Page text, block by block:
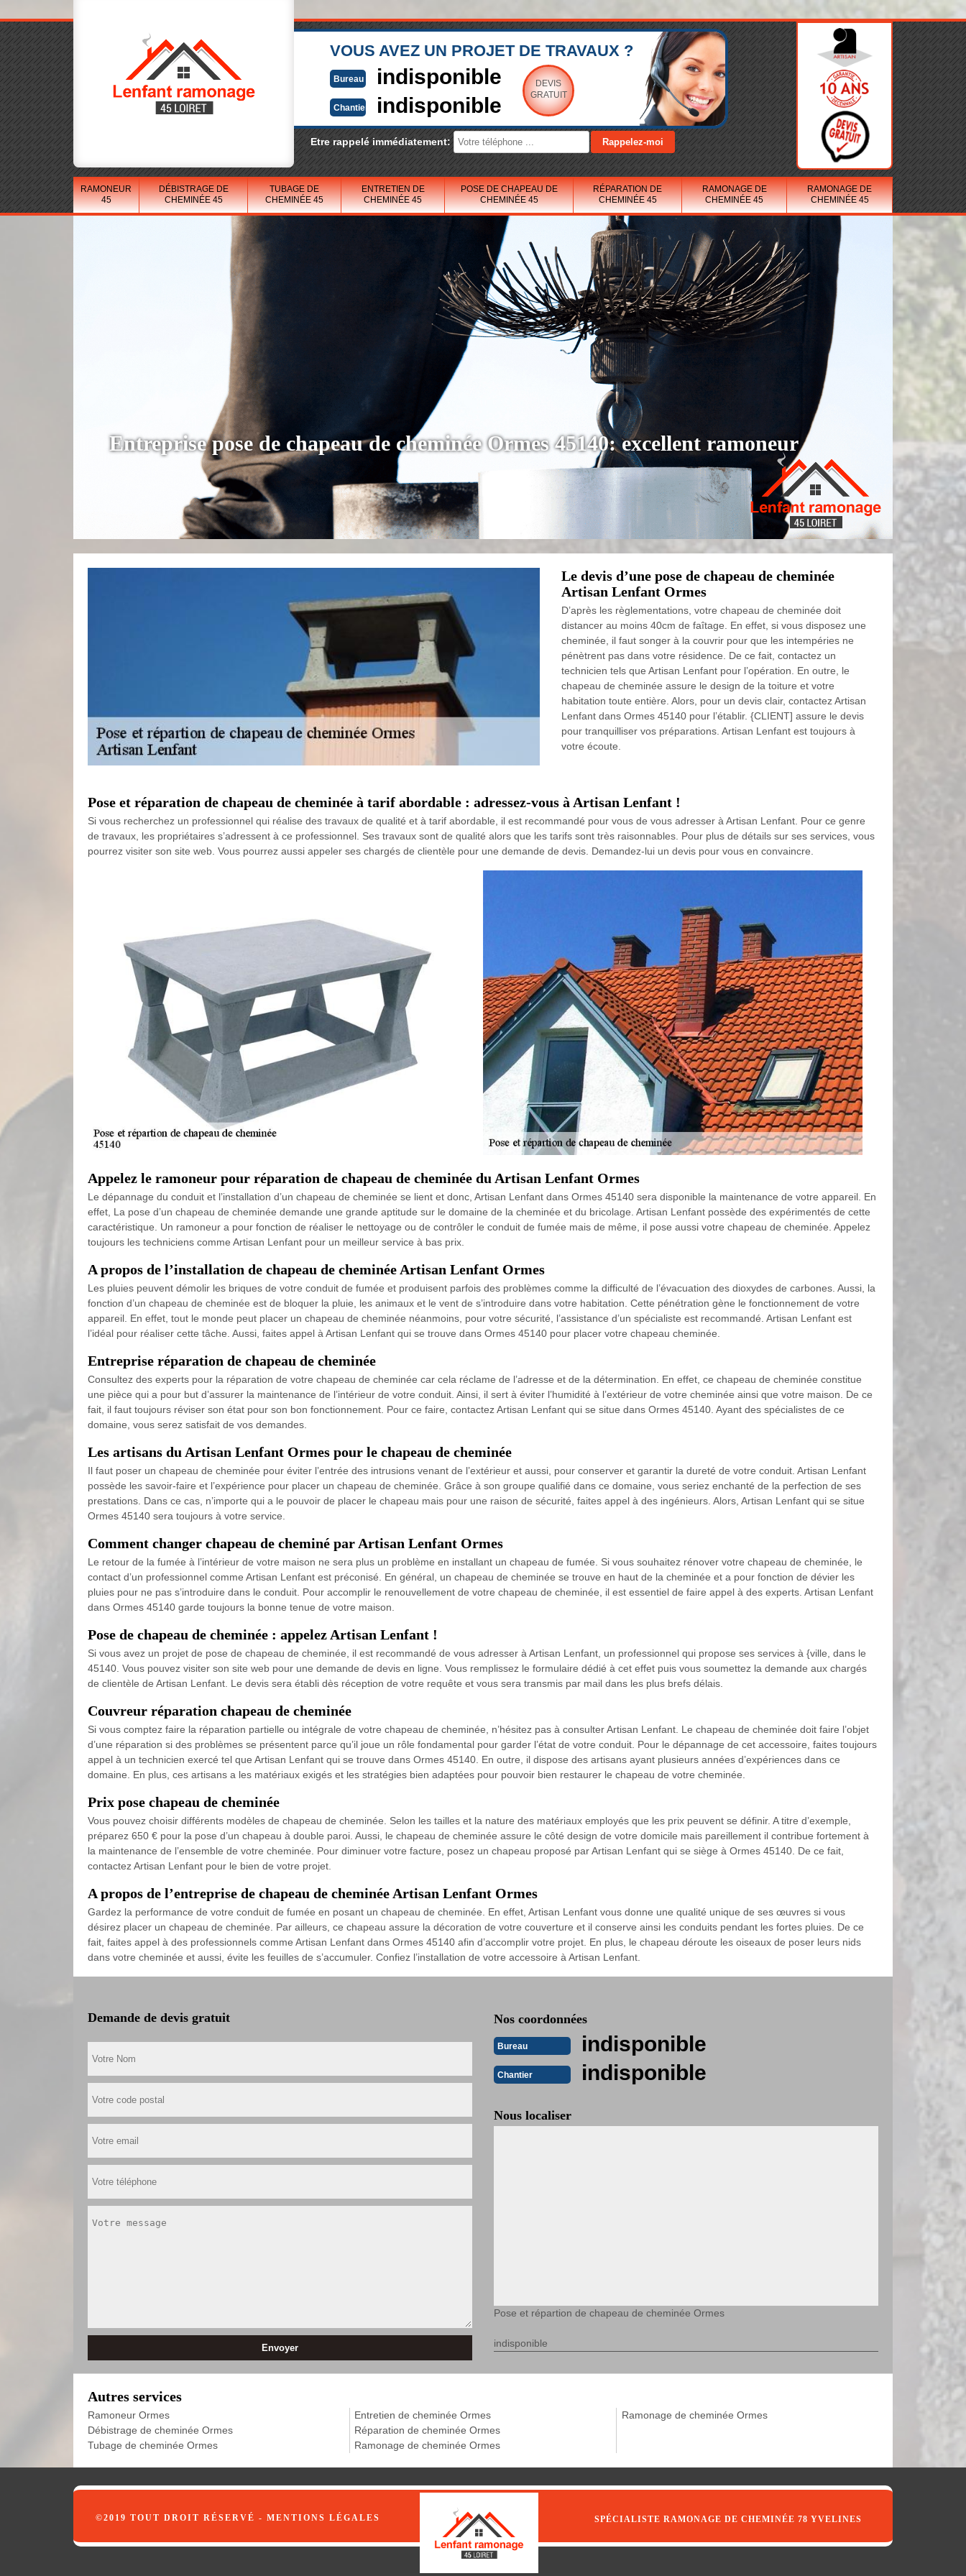
VOUS AVEZ UN PROJET DE TRAVAUX ?
Bureau indisponible
Chantier indisponible
DEVIS
GRATUIT
Etre rappelé immédiatement:
RAMONEUR
45
DÉBISTRAGE DE
CHEMINÉE 45
TUBAGE DE
CHEMINÉE 45
ENTRETIEN DE
CHEMINÉE 45
POSE DE CHAPEAU DE
CHEMINÉE 45
RÉPARATION DE
CHEMINÉE 45
RAMONAGE DE
CHEMINÉE 45
RAMONAGE DE
CHEMINÉE 45
Entreprise pose de chapeau de cheminée Ormes 45140: excellent ramoneur
Le devis d’une pose de chapeau de cheminée
Artisan Lenfant Ormes
D’après les règlementations, votre chapeau de cheminée doit
distancer au moins 40cm de faîtage. En effet, si vous disposez une
cheminée, il faut songer à la couvrir pour que les intempéries ne
pénètrent pas dans votre résidence. De ce fait, contactez un
technicien tels que Artisan Lenfant pour l’opération. En outre, le
chapeau de cheminée assure le design de la toiture et votre
habitation toute entière. Alors, pour un devis clair, contactez Artisan
Lenfant dans Ormes 45140 pour l’établir. {CLIENT] assure le devis
pour tranquilliser vos préparations. Artisan Lenfant est toujours à
votre écoute.
Pose et réparation de chapeau de cheminée à tarif abordable : adressez-vous à Artisan Lenfant !
Si vous recherchez un professionnel qui réalise des travaux de qualité et à tarif abordable, il est recommandé pour vous de vous adresser à Artisan Lenfant. Pour ce genre
de travaux, les propriétaires s’adressent à ce professionnel. Ses travaux sont de qualité alors que les tarifs sont très raisonnables. Pour plus de détails sur ses services, vous
pourrez visiter son site web. Vous pourrez aussi appeler ses chargés de clientèle pour une demande de devis. Demandez-lui un devis pour vous en convaincre.
Appelez le ramoneur pour réparation de chapeau de cheminée du Artisan Lenfant Ormes
Le dépannage du conduit et l’installation d’un chapeau de cheminée se lient et donc, Artisan Lenfant dans Ormes 45140 sera disponible la maintenance de votre appareil. En
effet, La pose d’un chapeau de cheminée demande une grande aptitude sur le domaine de la cheminée et du bricolage. Artisan Lenfant possède des expérimentés de cette
caractéristique. Un ramoneur a pour fonction de réaliser le nettoyage ou de contrôler le conduit de fumée mais de même, il pose aussi votre chapeau de cheminée. Appelez
toujours les techniciens comme Artisan Lenfant pour un meilleur service à bas prix.
A propos de l’installation de chapeau de cheminée Artisan Lenfant Ormes
Les pluies peuvent démolir les briques de votre conduit de fumée et produisent parfois des problèmes comme la difficulté de l’évacuation des dioxydes de carbones. Aussi, la
fonction d’un chapeau de cheminée est de bloquer la pluie, les animaux et le vent de s’introduire dans votre habitation. Cette pénétration gène le fonctionnement de votre
appareil. En effet, tout le monde peut placer un chapeau de cheminée néanmoins, pour votre sécurité, l’assistance d’un spécialiste est recommandé. Artisan Lenfant est
l’idéal pour réaliser cette tâche. Aussi, faites appel à Artisan Lenfant qui se trouve dans Ormes 45140 pour placer votre chapeau cheminée.
Entreprise réparation de chapeau de cheminée
Consultez des experts pour la réparation de votre chapeau de cheminée car cela réclame de l’adresse et de la détermination. En effet, ce chapeau de cheminée constitue
une pièce qui a pour but d’assurer la maintenance de l’intérieur de votre conduit. Ainsi, il sert à éviter l’humidité à l’extérieur de votre cheminée ainsi que votre maison. De ce
fait, il faut toujours réviser son état pour son bon fonctionnement. Pour ce faire, contactez Artisan Lenfant qui se situe dans Ormes 45140. Ayant des spécialistes de ce
domaine, vous serez satisfait de vos demandes.
Les artisans du Artisan Lenfant Ormes pour le chapeau de cheminée
Il faut poser un chapeau de cheminée pour éviter l’entrée des intrusions venant de l’extérieur et aussi, pour conserver et garantir la dureté de votre conduit. Artisan Lenfant
possède les savoir-faire et l’expérience pour placer un chapeau de cheminée. Grâce à son groupe qualifié dans ce domaine, vous seriez enchanté de la perfection de ses
prestations. Dans ce cas, n’importe qui a le pouvoir de placer le chapeau mais pour une raison de sécurité, faites appel à des ingénieurs. Alors, Artisan Lenfant qui se situe
Ormes 45140 sera toujours à votre service.
Comment changer chapeau de cheminé par Artisan Lenfant Ormes
Le retour de la fumée à l’intérieur de votre maison ne sera plus un problème en installant un chapeau de fumée. Si vous souhaitez rénover votre chapeau de cheminée, le
contact d’un professionnel comme Artisan Lenfant est préconisé. En général, un chapeau de cheminée se trouve en haut de la cheminée et a pour fonction de dévier les
pluies pour ne pas s’introduire dans le conduit. Pour accomplir le renouvellement de votre chapeau de cheminée, il est essentiel de faire appel à des experts. Artisan Lenfant
dans Ormes 45140 garde toujours la bonne tenue de votre maison.
Pose de chapeau de cheminée : appelez Artisan Lenfant !
Si vous avez un projet de pose de chapeau de cheminée, il est recommandé de vous adresser à Artisan Lenfant, un professionnel qui propose ses services à {ville, dans le
45140. Vous pouvez visiter son site web pour une demande de devis en ligne. Vous remplissez le formulaire dédié à cet effet puis vous soumettez la demande aux chargés
de clientèle de Artisan Lenfant. Le devis sera établi dès réception de votre requête et vous sera transmis par mail dans les plus brefs délais.
Couvreur réparation chapeau de cheminée
Si vous comptez faire la réparation partielle ou intégrale de votre chapeau de cheminée, n’hésitez pas à consulter Artisan Lenfant. Le chapeau de cheminée doit faire l’objet
d’une réparation si des problèmes se présentent parce qu’il joue un rôle fondamental pour garder l’état de votre conduit. Pour le dépannage de cet accessoire, faites toujours
appel à un technicien exercé tel que Artisan Lenfant qui se trouve dans Ormes 45140. En outre, il dispose des artisans ayant plusieurs années d’expériences dans ce
domaine. En plus, ces artisans a les matériaux exigés et les stratégies bien adaptées pour pouvoir bien restaurer le chapeau de votre cheminée.
Prix pose chapeau de cheminée
Vous pouvez choisir différents modèles de chapeau de cheminée. Selon les tailles et la nature des matériaux employés que les prix peuvent se définir. A titre d’exemple,
préparez 650 € pour la pose d’un chapeau à double paroi. Aussi, le chapeau de cheminée assure le côté design de votre domicile mais pareillement il contribue fortement à
la maintenance de l’ensemble de votre cheminée. Pour diminuer votre facture, posez un chapeau proposé par Artisan Lenfant qui se siège à Ormes 45140. De ce fait,
contactez Artisan Lenfant pour le bien de votre projet.
A propos de l’entreprise de chapeau de cheminée Artisan Lenfant Ormes
Gardez la performance de votre conduit de fumée en posant un chapeau de cheminée. En effet, Artisan Lenfant vous donne une qualité unique de ses œuvres si vous
désirez placer un chapeau de cheminée. Par ailleurs, ce chapeau assure la décoration de votre couverture et il conserve ainsi les conduits pendant les fortes pluies. De ce
fait, faites appel à des professionnels comme Artisan Lenfant dans Ormes 45140 afin d’accomplir votre projet. En plus, le chapeau déroute les oiseaux de poser leurs nids
dans votre cheminée et aussi, évite les feuilles de s’accumuler. Confiez l’installation de votre accessoire à Artisan Lenfant.
Demande de devis gratuit Nos coordonnées
Bureau indisponible
Chantier indisponible
Nous localiser
Pose et répartion de chapeau de cheminée Ormes
indisponible
Autres services
Ramoneur Ormes
Débistrage de cheminée Ormes
Tubage de cheminée Ormes
Entretien de cheminée Ormes
Réparation de cheminée Ormes
Ramonage de cheminée Ormes
Ramonage de cheminée Ormes
©2019 TOUT DROIT RÉSERVÉ - MENTIONS LÉGALES SPÉCIALISTE RAMONAGE DE CHEMINÉE 78 YVELINES